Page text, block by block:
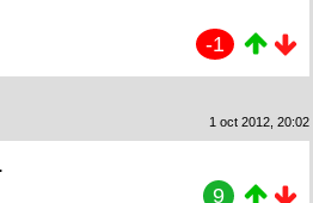
-1
1 oct 2012, 20:02
9